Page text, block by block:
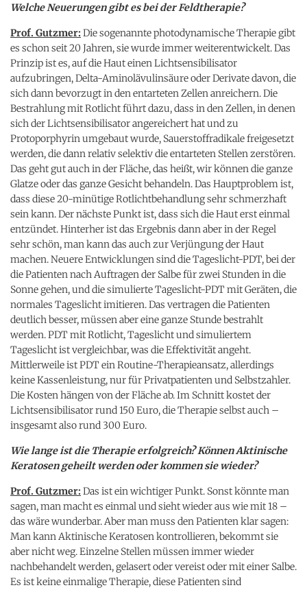
Welche Neuerungen gibt es bei der Feldtherapie?
Prof. Gutzmer:Die sogenannte photodynamische Therapie gibt
es schon seit 20 Jahren, sie wurde immer weiterentwickelt. Das
Prinzip ist es, auf die Haut einen Lichtsensibilisator
aufzubringen, Delta-Aminolävulinsäure oder Derivate davon, die
sich dann bevorzugt in den entarteten Zellen anreichern. Die
Bestrahlung mit Rotlicht führt dazu, dass in den Zellen, in denen
sich der Lichtsensibilisator angereichert hat und zu
Protoporphyrin umgebaut wurde, Sauerstoffradikale freigesetzt
werden, die dann relativ selektiv die entarteten Stellen zerstören.
Das geht gut auch in der Fläche, das heißt, wir können die ganze
Glatze oder das ganze Gesicht behandeln. Das Hauptproblem ist,
dass diese 20-minütige Rotlichtbehandlung sehr schmerzhaft
sein kann. Der nächste Punkt ist, dass sich die Haut erst einmal
entzündet. Hinterher ist das Ergebnis dann aber in der Regel
sehr schön, man kann das auch zur Verjüngung der Haut
machen. Neuere Entwicklungen sind die Tageslicht-PDT, bei der
die Patienten nach Auftragen der Salbe für zwei Stunden in die
Sonne gehen, und die simulierte Tageslicht-PDT mit Geräten, die
normales Tageslicht imitieren. Das vertragen die Patienten
deutlich besser, müssen aber eine ganze Stunde bestrahlt
werden. PDT mit Rotlicht, Tageslicht und simuliertem
Tageslicht ist vergleichbar, was die Effektivität angeht.
Mittlerweile ist PDT ein Routine-Therapieansatz, allerdings
keine Kassenleistung, nur für Privatpatienten und Selbstzahler.
Die Kosten hängen von der Fläche ab. Im Schnitt kostet der
Lichtsensibilisator rund 150 Euro, die Therapie selbst auch –
insgesamt also rund 300 Euro.
Wie lange ist die Therapie erfolgreich? Können Aktinische
Keratosen geheilt werden oder kommen sie wieder?
Prof. Gutzmer:Das ist ein wichtiger Punkt. Sonst könnte man
sagen, man macht es einmal und sieht wieder aus wie mit 18 –
das wäre wunderbar. Aber man muss den Patienten klar sagen:
Man kann Aktinische Keratosen kontrollieren, bekommt sie
aber nicht weg. Einzelne Stellen müssen immer wieder
nachbehandelt werden, gelasert oder vereist oder mit einer Salbe.
Es ist keine einmalige Therapie, diese Patienten sind